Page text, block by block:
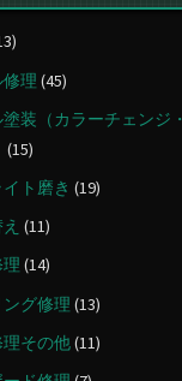
理 (45)
装（カラーチェンジ・
(15)
ト磨き (19)
(11)
(14)
グ修理 (13)
その他(11)